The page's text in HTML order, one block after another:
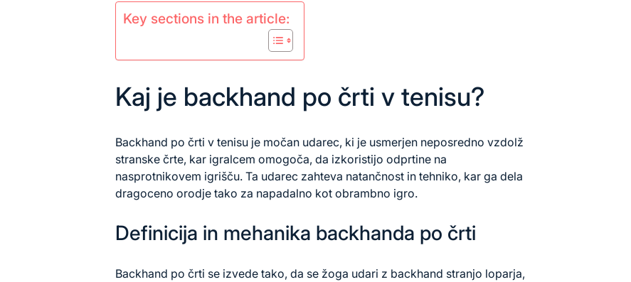
Key sections in the article:
Kaj je backhand po črti v tenisu?
Backhand po črti v tenisu je močan udarec, ki je usmerjen neposredno vzdolž
stranske črte, kar igralcem omogoča, da izkoristijo odprtine na
nasprotnikovem igrišču. Ta udarec zahteva natančnost in tehniko, kar ga dela
dragoceno orodje tako za napadalno kot obrambno igro.
Definicija in mehanika backhanda po črti
Backhand po črti se izvede tako, da se žoga udari z backhand stranjo loparja,